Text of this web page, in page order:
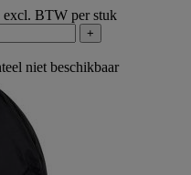
excl. BTW per stuk
+
niet beschikbaar